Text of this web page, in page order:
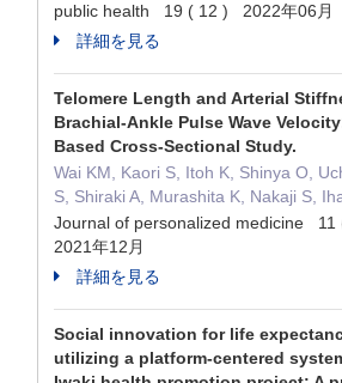
public health 19 ( 12 ) 2022年06月
詳細を見る
Telomere Length and Arterial
Brachial-Ankle Pulse Wave
Based Cross-Sectional Study.
Wai KM, Kaori S, Itoh K, Shinya O,
S, Shiraki A, Murashita K, Nakaji S,
Journal of personalized medicine
2021年12月
詳細を見る
Social innovation for life
utilizing a platform-centered